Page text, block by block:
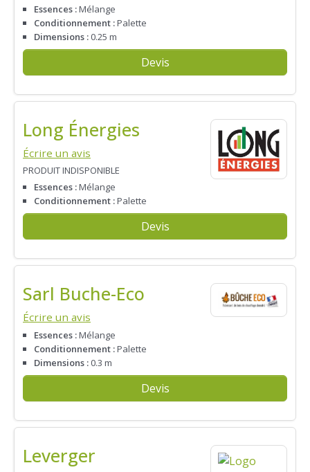
Essences :Mélange
Conditionnement :Palette
Dimensions : 0.25 m
Devis
Long Énergies
Écrire un avis
PRODUIT INDISPONIBLE
Essences :Mélange
Conditionnement :Palette
Devis
Sarl Buche-Eco
Écrire un avis
Essences :Mélange
Conditionnement :Palette
Dimensions : 0.3 m
Devis
Leverger